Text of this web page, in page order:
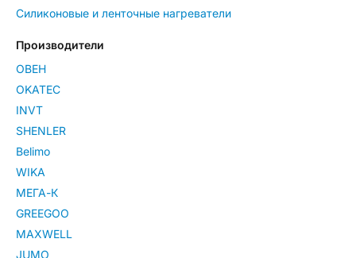
Силиконовые и ленточные нагреватели
Производители
ОВЕН
OKATEC
INVT
SHENLER
Belimo
WIKA
МЕГА-К
GREEGOO
MAXWELL
JUMO